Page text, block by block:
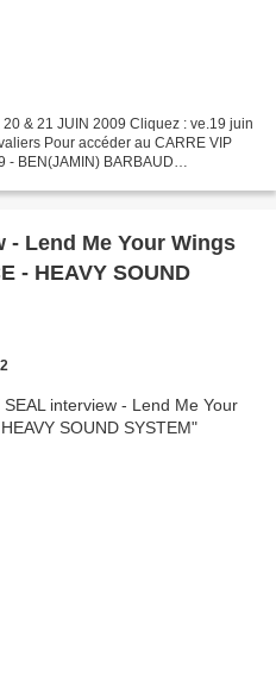
& 21 JUIN 2009 Cliquez : ve.19 juin
Pour accéder au CARRE VIP
- BEN(JAMIN) BARBAUD
- Lend Me Your Wings
- HEAVY SOUND